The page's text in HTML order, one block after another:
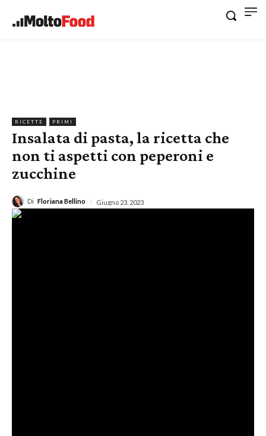
RICETTE PRIMI
Insalata di pasta, la ricetta che
non ti aspetti con peperoni e
zucchine
Di Floriana Bellino Giugno 23, 2023